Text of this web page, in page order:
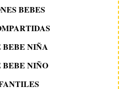
BEBES
BEBE NIÑA
BEBE NIÑO